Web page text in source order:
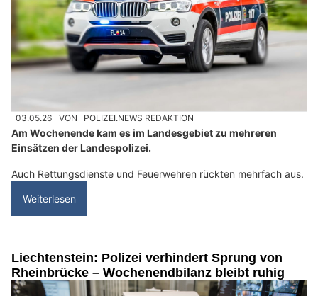
03.05.26 VON POLIZEI.NEWS REDAKTION
Am Wochenende kam es im Landesgebiet zu mehreren
Einsätzen der Landespolizei.
Auch Rettungsdienste und Feuerwehren rückten mehrfach aus.
Weiterlesen
Liechtenstein: Polizei verhindert Sprung von
Rheinbrücke – Wochenendbilanz bleibt ruhig